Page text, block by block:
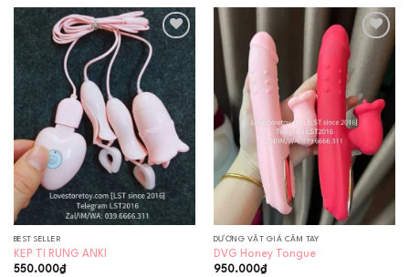
Add to
wishlist
BEST SELLER
KẸP TI RUNG ANKI
550.000₫
Add to
wishlist
DƯƠNG VẬT GIẢ CẦM TAY
DVG Honey Tongue
950.000₫